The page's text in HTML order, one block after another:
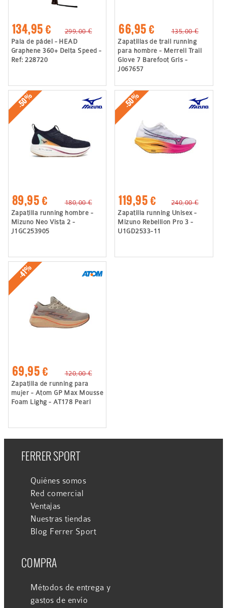
134,95 €
299,00 €
Pala de pádel - HEAD
Graphene 360+ Delta Speed -
Ref: 228720
66,95 €
135,00 €
Zapatillas de trail running
para hombre - Merrell Trail
Glove 7 Barefoot Gris -
J067657
-50%
89,95 €
180,00 €
Zapatilla running hombre -
Mizuno Neo Vista 2 -
J1GC253905
-50%
119,95 €
240,00 €
Zapatilla running Unisex -
Mizuno Rebellion Pro 3 -
U1GD2533-11
-41%
69,95 €
120,00 €
Zapatilla de running para
mujer - Atom GP Max Mousse
Foam Lighg - AT178 Pearl
FERRER SPORT
Quiénes somos
Red comercial
Ventajas
Nuestras tiendas
Blog Ferrer Sport
COMPRA
Métodos de entrega y
gastos de envío